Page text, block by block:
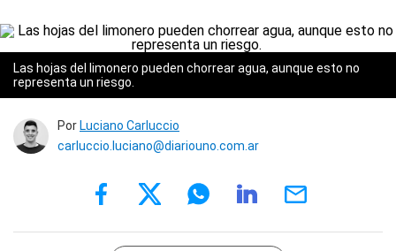
Las hojas del limonero pueden chorrear agua, aunque esto no
representa un riesgo.
Por Luciano Carluccio
carluccio.luciano@diariouno.com.ar